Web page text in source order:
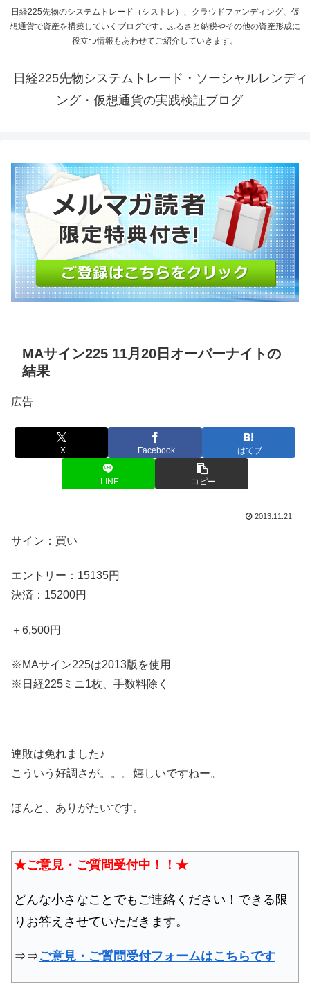
日経225先物のシステムトレード（シストレ）、クラウドファンディング、仮
想通貨で資産を構築していくブログです。ふるさと納税やその他の資産形成に
役立つ情報もあわせてご紹介していきます。
日経225先物システムトレード・ソーシャルレンディ
ング・仮想通貨の実践検証ブログ
MAサイン225 11月20日オーバーナイトの
結果
広告
X Facebook はてブ
LINE コピー
2013.11.21
サイン： 買い
エントリー：15135円
決済：15200円
＋6,500円
※MAサイン225は2013版を使用
※日経225ミニ1枚、手数料除く
連敗は免れました♪
こういう好調さが。。。嬉しいですねー。
ほんと、ありがたいです。
★ご意見・ご質問受付中！！★
どんな小さなことでもご連絡ください！できる限
りお答えさせていただきます。
⇒⇒ご意見・ご質問受付フォームはこちらです